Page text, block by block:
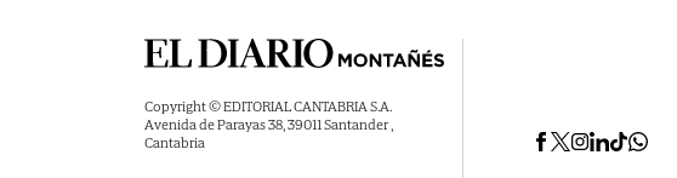
Copyright © EDITORIAL CANTABRIA S.A.
Avenida de Parayas 38, 39011 Santander ,
Cantabria